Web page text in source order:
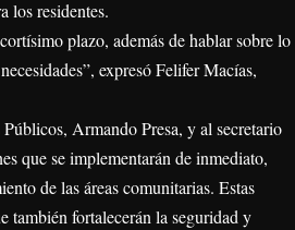
los residentes.
plazo, además de hablar sobre lo
expresó Felifer Macías,
Armando Presa, y al secretario
que se implementarán de inmediato,
de las áreas comunitarias. Estas
también fortalecerán la seguridad y